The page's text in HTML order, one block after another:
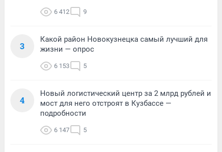
6 412 9
3
Какой район Новокузнецка самый лучший для
жизни — опрос
6 153 5
4
Новый логистический центр за 2 млрд рублей и
мост для него отстроят в Кузбассе —
подробности
6 147 5